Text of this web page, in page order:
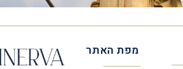
מפת האתר